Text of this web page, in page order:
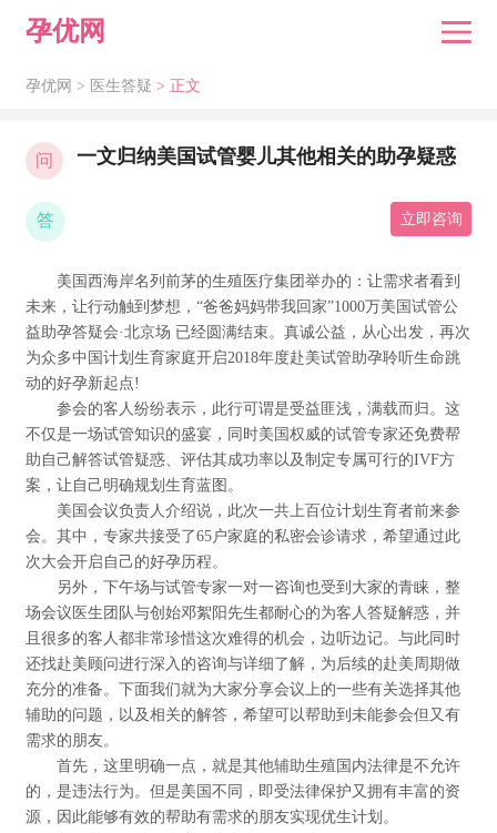
孕优网
孕优网 > 医生答疑 > 正文
问 一文归纳美国试管婴儿其他相关的助孕疑惑
答 立即咨询
美国西海岸名列前茅的生殖医疗集团举办的：让需求者看到
未来，让行动触到梦想，“爸爸妈妈带我回家”1000万美国试管公
益助孕答疑会·北京场 已经圆满结束。真诚公益，从心出发，再次
为众多中国计划生育家庭开启2018年度赴美试管助孕聆听生命跳
动的好孕新起点!
参会的客人纷纷表示，此行可谓是受益匪浅，满载而归。这
不仅是一场试管知识的盛宴，同时美国权威的试管专家还免费帮
助自己解答试管疑惑、评估其成功率以及制定专属可行的IVF方
案，让自己明确规划生育蓝图。
美国会议负责人介绍说，此次一共上百位计划生育者前来参
会。其中，专家共接受了65户家庭的私密会诊请求，希望通过此
次大会开启自己的好孕历程。
另外，下午场与试管专家一对一咨询也受到大家的青睐，整
场会议医生团队与创始邓絮阳先生都耐心的为客人答疑解惑，并
且很多的客人都非常珍惜这次难得的机会，边听边记。与此同时
还找赴美顾问进行深入的咨询与详细了解，为后续的赴美周期做
充分的准备。下面我们就为大家分享会议上的一些有关选择其他
辅助的问题，以及相关的解答，希望可以帮助到未能参会但又有
需求的朋友。
首先，这里明确一点，就是其他辅助生殖国内法律是不允许
的，是违法行为。但是美国不同，即受法律保护又拥有丰富的资
源，因此能够有效的帮助有需求的朋友实现优生计划。